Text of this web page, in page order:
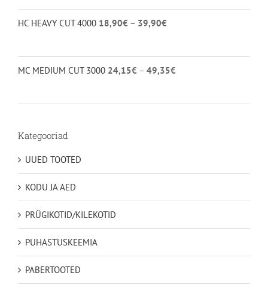
18,90€
kuni
HC HEAVY CUT 4000 18,90€ – 39,90€
39,90€
MC MEDIUM CUT 3000 24,15€ – 49,35€
Kategooriad
UUED TOOTED
KODU JA AED
PRÜGIKOTID/KILEKOTID
PUHASTUSKEEMIA
PABERTOOTED